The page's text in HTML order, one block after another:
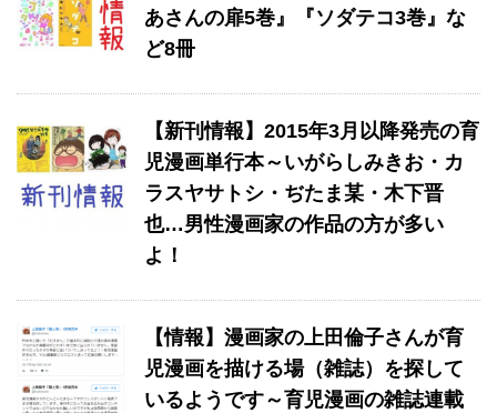
あさんの扉5巻』『ソダテコ3巻』な
ど8冊
【新刊情報】2015年3月以降発売の育
児漫画単行本～いがらしみきお・カ
ラスヤサトシ・ぢたま某・木下晋
也…男性漫画家の作品の方が多い
よ！
【情報】漫画家の上田倫子さんが育
児漫画を描ける場（雑誌）を探して
いるようです～育児漫画の雑誌連載